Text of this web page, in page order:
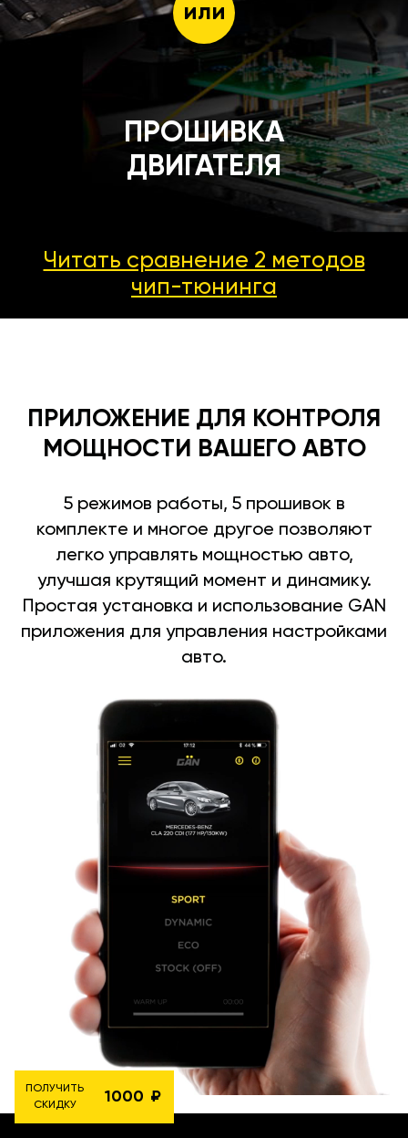
или
ПРОШИВКА
ДВИГАТЕЛЯ
Читать сравнение 2 методов
чип-тюнинга
ПРИЛОЖЕНИЕ ДЛЯ КОНТРОЛЯ
МОЩНОСТИ ВАШЕГО АВТО
5 режимов работы, 5 прошивок в
комплекте и многое другое позволяют
легко управлять мощностью авто,
улучшая крутящий момент и динамику.
Простая установка и использование GAN
приложения для управления настройками
авто.
ПОЛУЧИТЬ
СКИДКУ
1000